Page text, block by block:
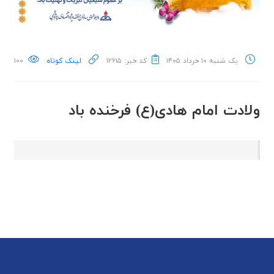
یک شنبه ۱۰ خرداد ۱۴۰۵ کد خبر: ۱۲۶۱۵ لینک کوتاه ۱۰۰
ولادت امام هادی(ع) فرخنده باد